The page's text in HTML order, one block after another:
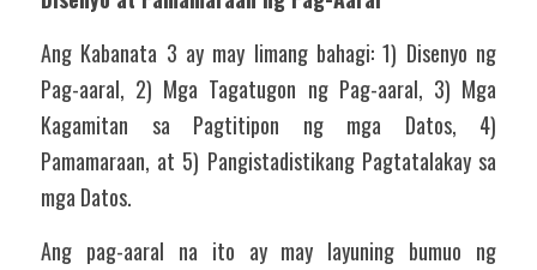
Ang Kabanata 3 ay may limang bahagi: 1) Disenyo ng
Pag-aaral, 2) Mga Tagatugon ng Pag-aaral, 3) Mga
Kagamitan sa Pagtitipon ng mga Datos, 4)
Pamamaraan, at 5) Pangistadistikang Pagtatalakay sa
mga Datos.
Ang pag-aaral na ito ay may layuning bumuo ng